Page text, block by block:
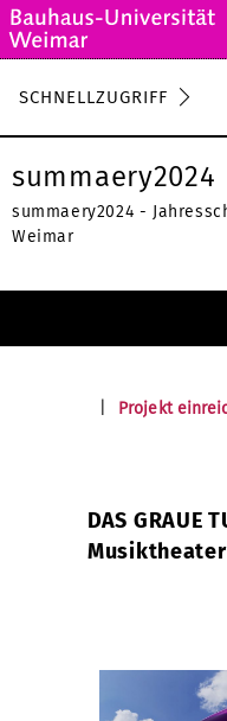
SCHNELLZUGRIFF
summaery2024
summaery2024 -
Weimar
Projekt
DAS GRAUE